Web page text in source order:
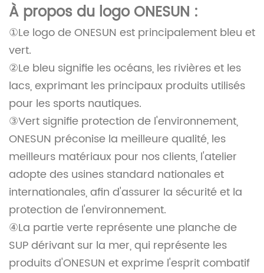
À propos du logo ONESUN :
①Le logo de ONESUN est principalement bleu et
vert.
②Le bleu signifie les océans, les rivières et les
lacs, exprimant les principaux produits utilisés
pour les sports nautiques.
③Vert signifie protection de l'environnement,
ONESUN préconise la meilleure qualité, les
meilleurs matériaux pour nos clients, l'atelier
adopte des usines standard nationales et
internationales, afin d'assurer la sécurité et la
protection de l'environnement.
④La partie verte représente une planche de
SUP dérivant sur la mer, qui représente les
produits d'ONESUN et exprime l'esprit combatif